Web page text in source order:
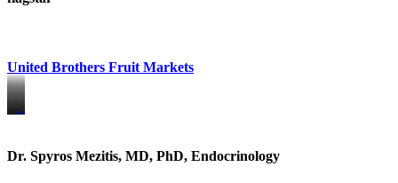
United Brothers Fruit Markets
https://www.unitedbrothersfruitmarkets.com/
https://www.unitedbrothersfruitmarkets.com/
Dr. Spyros Mezitis, MD, PhD, Endocrinology